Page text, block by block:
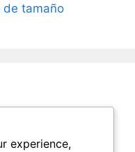
de tamaño
experience,